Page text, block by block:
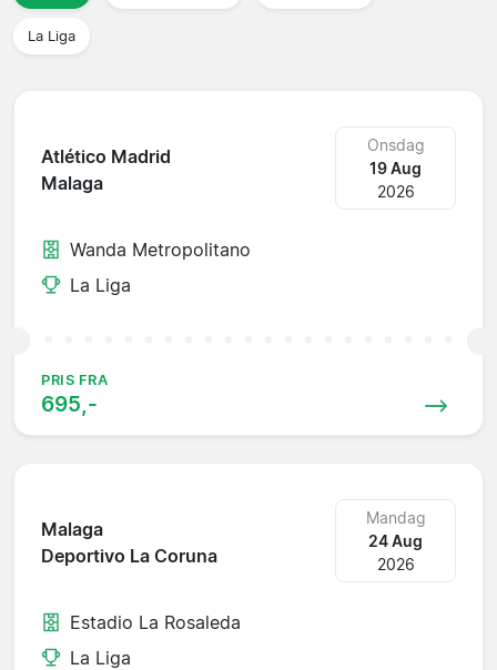
La Liga
Atlético Madrid
Malaga
Onsdag
19 Aug
2026
Wanda Metropolitano
La Liga
PRIS FRA
695,-
Malaga
Deportivo La Coruna
Mandag
24 Aug
2026
Estadio La Rosaleda
La Liga